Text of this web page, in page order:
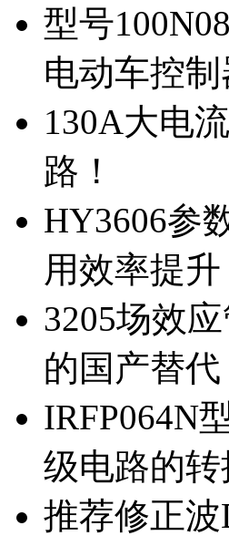
型号
电动车控制
130A大电
路！
HY3606参
用效率提升
3205场效
的国产替代
IRFP064N
级电路的转
推荐修正